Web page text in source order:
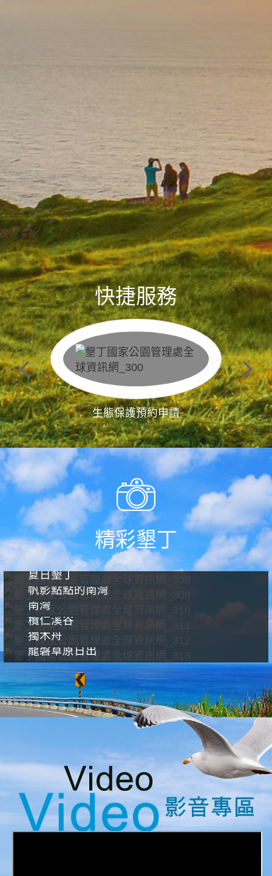
快捷服務
生態保護預約申請
精彩墾丁
夏日墾丁
帆影點點的南灣
南灣
欖仁溪谷
獨木舟
龍磐草原日出